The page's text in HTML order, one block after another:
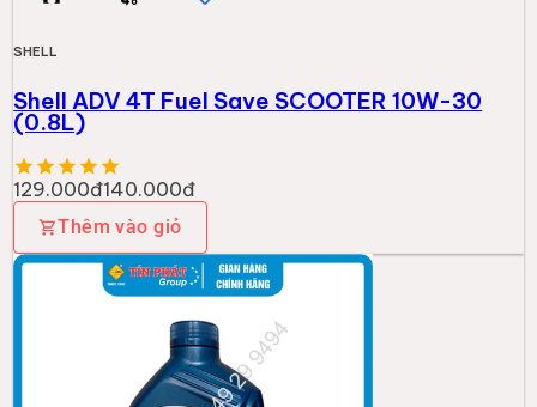
SHELL
Shell ADV 4T Fuel Save SCOOTER 10W-30
(0.8L)
129.000đ140.000đ
Thêm vào giỏ